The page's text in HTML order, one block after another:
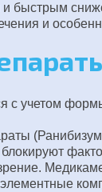
быстрым
и
с учетом